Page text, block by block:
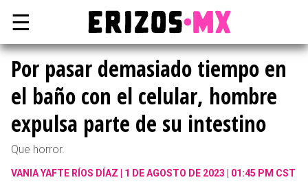
☰
Por pasar demasiado tiempo en
el baño con el celular, hombre
expulsa parte de su intestino
Que horror.
VANIA YAFTE RÍOS DÍAZ 1 DE AGOSTO DE 2023 | 01:45 PM CST